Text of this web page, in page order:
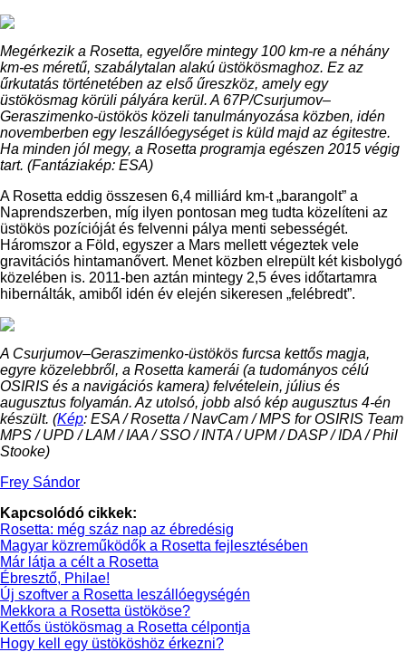
Megérkezik a Rosetta, egyelőre mintegy 100 km-re a néhány
km-es méretű, szabálytalan alakú üstökösmaghoz. Ez az
űrkutatás történetében az első űreszköz, amely egy
üstökösmag körüli pályára kerül. A 67P/Csurjumov–
Geraszimenko-üstökös közeli tanulmányozása közben, idén
novemberben egy leszállóegységet is küld majd az égitestre.
Ha minden jól megy, a Rosetta programja egészen 2015 végig
tart. (Fantáziakép: ESA)
A Rosetta eddig összesen 6,4 milliárd km-t „barangolt” a
Naprendszerben, míg ilyen pontosan meg tudta közelíteni az
üstökös pozícióját és felvenni pálya menti sebességét.
Háromszor a Föld, egyszer a Mars mellett végeztek vele
gravitációs hintamanővert. Menet közben elrepült két kisbolygó
közelében is. 2011-ben aztán mintegy 2,5 éves időtartamra
hibernálták, amiből idén év elején sikeresen „felébredt”.
A Csurjumov–Geraszimenko-üstökös furcsa kettős magja,
egyre közelebbről, a Rosetta kamerái (a tudományos célú
OSIRIS és a navigációs kamera) felvételein, július és
augusztus folyamán. Az utolsó, jobb alsó kép augusztus 4-én
készült. (Kép: ESA / Rosetta / NavCam / MPS for OSIRIS Team
MPS / UPD / LAM / IAA / SSO / INTA / UPM / DASP / IDA / Phil
Stooke)
Frey Sándor
Kapcsolódó cikkek:
Rosetta: még száz nap az ébredésig
Magyar közreműködők a Rosetta fejlesztésében
Már látja a célt a Rosetta
Ébresztő, Philae!
Új szoftver a Rosetta leszállóegységén
Mekkora a Rosetta üstököse?
Kettős üstökösmag a Rosetta célpontja
Hogy kell egy üstököshöz érkezni?